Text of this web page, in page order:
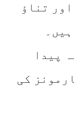
تناؤ
پیدا
کی